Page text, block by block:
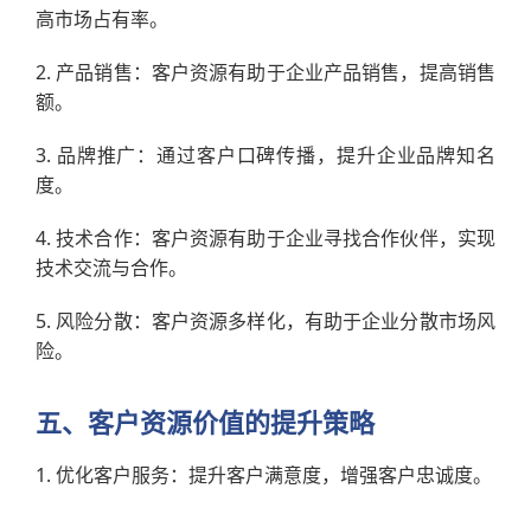
高市场占有率。
2. 产品销售：客户资源有助于企业产品销售，提高销售
额。
3. 品牌推广：通过客户口碑传播，提升企业品牌知名
度。
4. 技术合作：客户资源有助于企业寻找合作伙伴，实现
技术交流与合作。
5. 风险分散：客户资源多样化，有助于企业分散市场风
险。
五、客户资源价值的提升策略
1. 优化客户服务：提升客户满意度，增强客户忠诚度。